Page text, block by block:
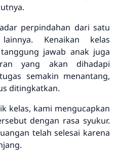
perpindahan dari satu
Kenaikan kelas
jawab anak juga
yang akan dihadapi
semakin menantang,
ditingkatkan.
kelas, kami mengucapkan
dengan rasa syukur.
telah selesai karena